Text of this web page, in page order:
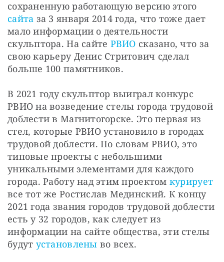
сайта за 3 января 2014 года, что тоже дает
мало информации о деятельности
скульптора. На сайте РВИО сказано, что за
свою карьеру Денис Стритович сделал
больше 100 памятников.
В 2021 году скульптор выиграл конкурс
РВИО на возведение стелы города трудовой
доблести в Магнитогорске. Это первая из
стел, которые РВИО установило в городах
трудовой доблести. По словам РВИО, это
типовые проекты с небольшими
уникальными элементами для каждого
города. Работу над этим проектом курирует
все тот же Ростислав Мединский. К концу
2021 года звания городов трудовой доблести
есть у 32 городов, как следует из
информации на сайте общества, эти стелы
будут установлены во всех.